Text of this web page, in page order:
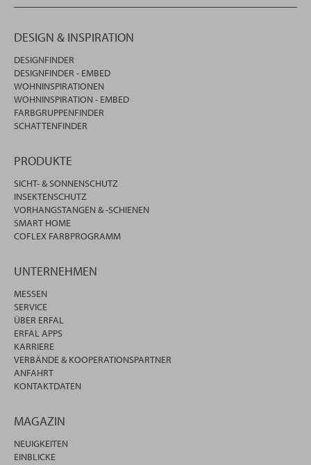
DESIGN & INSPIRATION
DESIGNFINDER
DESIGNFINDER - EMBED
WOHNINSPIRATIONEN
WOHNINSPIRATION - EMBED
FARBGRUPPENFINDER
SCHATTENFINDER
PRODUKTE
SICHT- & SONNENSCHUTZ
INSEKTENSCHUTZ
VORHANGSTANGEN & -SCHIENEN
SMART HOME
COFLEX FARBPROGRAMM
UNTERNEHMEN
MESSEN
SERVICE
ÜBER ERFAL
ERFAL APPS
KARRIERE
VERBÄNDE & KOOPERATIONSPARTNER
ANFAHRT
KONTAKTDATEN
MAGAZIN
NEUIGKEITEN
EINBLICKE